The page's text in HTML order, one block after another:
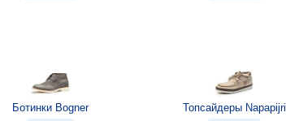
Ботинки Bogner
Топсайдеры Napapijri